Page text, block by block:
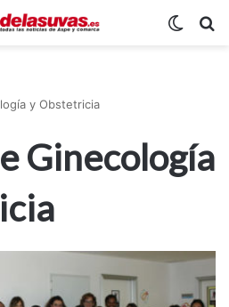
y Obstetricia
Ginecología